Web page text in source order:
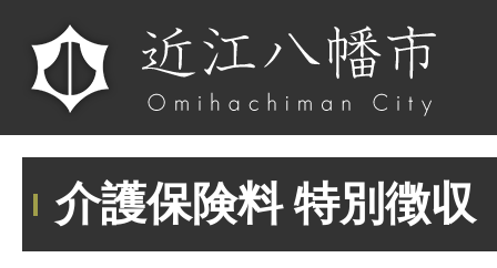
介護保険料 特別徴収